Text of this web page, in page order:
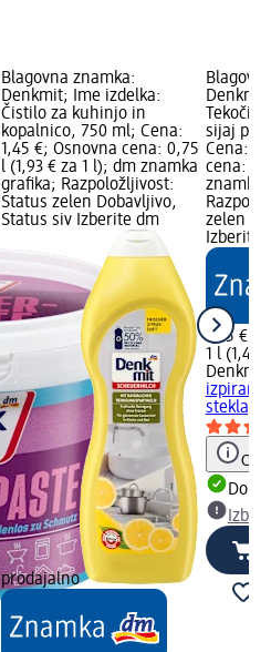
Blagovna znamka:
Denkmit; Ime izdelka:
Čistilo za kuhinjo in
kopalnico, 750 ml; Cena:
1,45 €; Osnovna cena: 0,75
l (1,93 € za 1 l); dm znamka
grafika; Razpoložljivost:
Status zelen Dobavljivo,
Status siv Izberite dm
prodajalno
sijaj
Cena:
cena: 1 l
znamka
zelen
Izberite
1,45 €
1 l (1,45
Denkmit
stekla, 1